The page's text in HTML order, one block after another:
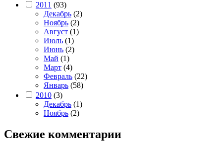
2011 (93)
Декабрь (2)
Ноябрь (2)
Август (1)
Июль (1)
Июнь (2)
Май (1)
Март (4)
Февраль (22)
Январь (58)
2010 (3)
Декабрь (1)
Ноябрь (2)
Свежие комментарии